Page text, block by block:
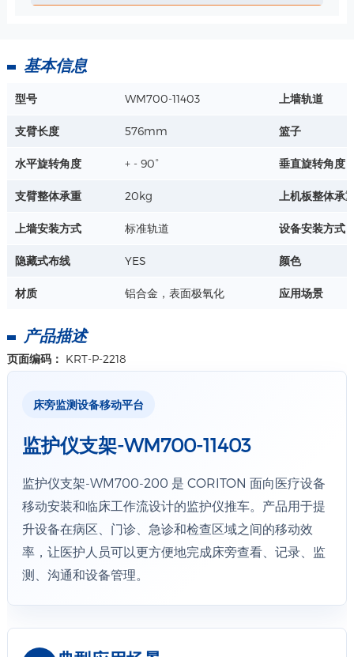
工艺：烤漆-医疗白
基本信息
型号 WM700-11403 上墙轨道
支臂长度 576mm 篮子
水平旋转角度 + - 90° 垂直旋转角度
支臂整体承重 20kg 上机板整体承
上墙安装方式 标准轨道 设备安装方式
隐藏式布线 YES 颜色
材质 铝合金，表面极氧化 应用场景
产品描述
页面编码： KRT-P-2218
床旁监测设备移动平台
监护仪支架-WM700-11403
监护仪支架-WM700-200 是 CORITON 面向医疗设备
移动安装和临床工作流设计的监护仪推车。产品用于提
升设备在病区、门诊、急诊和检查区域之间的移动效
率，让医护人员可以更方便地完成床旁查看、记录、监
测、沟通和设备管理。